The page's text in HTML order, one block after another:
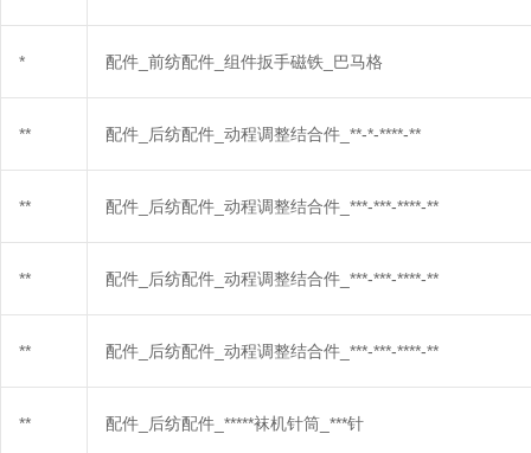
* 配件_前纺配件_组件扳手磁铁_巴马格
** 配件_后纺配件_动程调整结合件_**-*-****-**
** 配件_后纺配件_动程调整结合件_***-***-****-**
** 配件_后纺配件_动程调整结合件_***-***-****-**
** 配件_后纺配件_动程调整结合件_***-***-****-**
** 配件_后纺配件_*****袜机针筒_***针